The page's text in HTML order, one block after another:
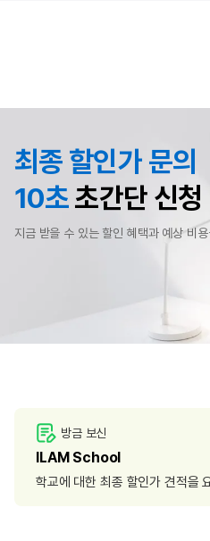
최종 할인가 문의
10초초간단 신청
지금 받을 수 있는 할인 혜택과 예상 비
방금 보신
ILAM School
학교에 대한 최종 할인가 견적을